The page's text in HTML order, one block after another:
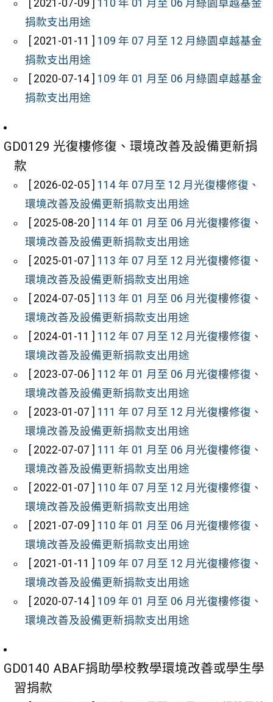
[ 2021-07-09 ] 110 年 01 月至 06 月綠園卓越基金
捐款支出用途
[ 2021-01-11 ] 109 年 07 月至 12 月綠園卓越基金
捐款支出用途
[ 2020-07-14 ] 109 年 01 月至 06 月綠園卓越基金
捐款支出用途
GD0129 光復樓修復、環境改善及設備更新捐
款
[ 2026-02-05 ] 114 年 07月至 12 月光復樓修復、
環境改善及設備更新捐款支出用途
[ 2025-08-20 ] 114 年 01 月至 06 月光復樓修復、
環境改善及設備更新捐款支出用途
[ 2025-01-07 ] 113 年 07 月至 12 月光復樓修復、
環境改善及設備更新捐款支出用途
[ 2024-07-05 ] 113 年 01 月至 06 月光復樓修復、
環境改善及設備更新捐款支出用途
[ 2024-01-11 ] 112 年 07 月至 12 月光復樓修復、
環境改善及設備更新捐款支出用途
[ 2023-07-06 ] 112 年 01 月至 06 月光復樓修復、
環境改善及設備更新捐款支出用途
[ 2023-01-07 ] 111 年 07 月至 12 月光復樓修復、
環境改善及設備更新捐款支出用途
[ 2022-07-07 ] 111 年 01 月至 06 月光復樓修復、
環境改善及設備更新捐款支出用途
[ 2022-01-07 ] 110 年 07 月至 12 月光復樓修復、
環境改善及設備更新捐款支出用途
[ 2021-07-09 ] 110 年 01 月至 06 月光復樓修復、
環境改善及設備更新捐款支出用途
[ 2021-01-11 ] 109 年 07 月至 12 月光復樓修復、
環境改善及設備更新捐款支出用途
[ 2020-07-14 ] 109 年 01 月至 06 月光復樓修復、
環境改善及設備更新捐款支出用途
GD0140 ABAF捐助學校教學環境改善或學生學
習捐款